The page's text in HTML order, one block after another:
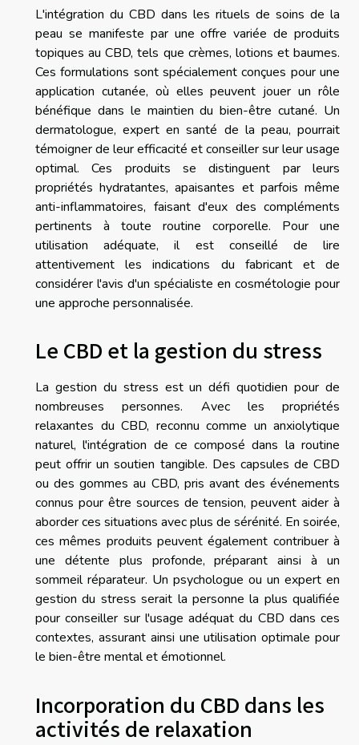
L'intégration du CBD dans les rituels de soins de la
peau se manifeste par une offre variée de produits
topiques au CBD, tels que crèmes, lotions et baumes.
Ces formulations sont spécialement conçues pour une
application cutanée, où elles peuvent jouer un rôle
bénéfique dans le maintien du bien-être cutané. Un
dermatologue, expert en santé de la peau, pourrait
témoigner de leur efficacité et conseiller sur leur usage
optimal. Ces produits se distinguent par leurs
propriétés hydratantes, apaisantes et parfois même
anti-inflammatoires, faisant d'eux des compléments
pertinents à toute routine corporelle. Pour une
utilisation adéquate, il est conseillé de lire
attentivement les indications du fabricant et de
considérer l'avis d'un spécialiste en cosmétologie pour
une approche personnalisée.
Le CBD et la gestion du stress
La gestion du stress est un défi quotidien pour de
nombreuses personnes. Avec les propriétés
relaxantes du CBD, reconnu comme un anxiolytique
naturel, l'intégration de ce composé dans la routine
peut offrir un soutien tangible. Des capsules de CBD
ou des gommes au CBD, pris avant des événements
connus pour être sources de tension, peuvent aider à
aborder ces situations avec plus de sérénité. En soirée,
ces mêmes produits peuvent également contribuer à
une détente plus profonde, préparant ainsi à un
sommeil réparateur. Un psychologue ou un expert en
gestion du stress serait la personne la plus qualifiée
pour conseiller sur l'usage adéquat du CBD dans ces
contextes, assurant ainsi une utilisation optimale pour
le bien-être mental et émotionnel.
Incorporation du CBD dans les
activités de relaxation